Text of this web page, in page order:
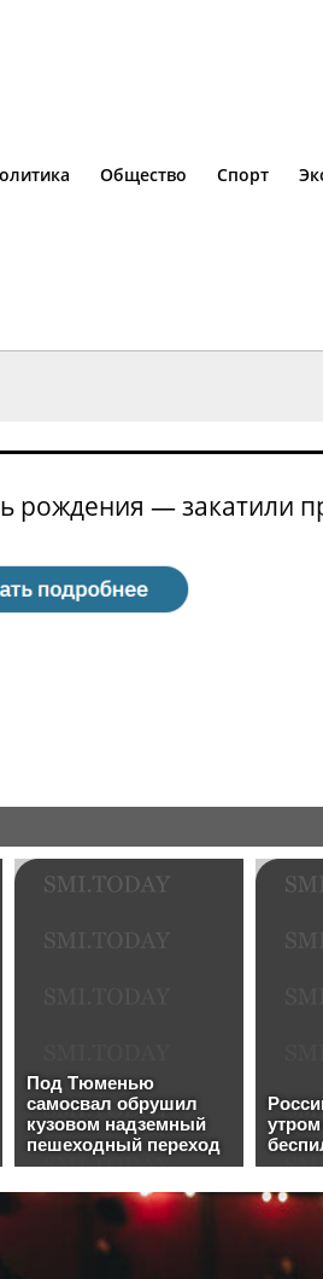
Общество Спорт
рождения — закатили